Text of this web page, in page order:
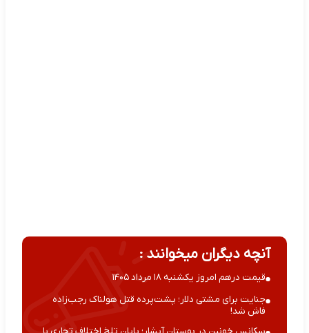
آنچه دیگران میخوانند :
قیمت درهم امروز یکشنبه ۱۸ مرداد ۱۴۰۵
جنایت برای مشتی دلار؛ پشت‌پرده قتل هولناک رجب‌زاده
فاش شد!